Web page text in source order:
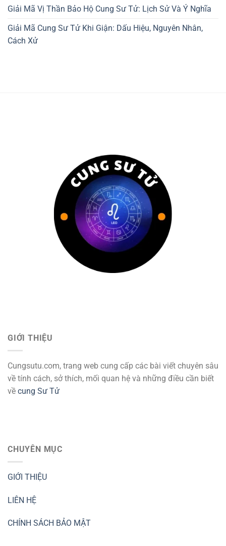
Giải Mã Vị Thần Bảo Hộ Cung Sư Tử: Lịch Sử Và Ý Nghĩa
Giải Mã Cung Sư Tử Khi Giận: Dấu Hiệu, Nguyên Nhân,
Cách Xử
GIỚI THIỆU
Cungsutu.com, trang web cung cấp các bài viết chuyên sâu
về tính cách, sở thích, mối quan hệ và những điều cần biết
về cung Sư Tử
CHUYÊN MỤC
GIỚI THIỆU
LIÊN HỆ
CHÍNH SÁCH BẢO MẬT